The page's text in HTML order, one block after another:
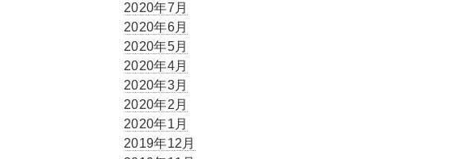
2020年7月
2020年6月
2020年5月
2020年4月
2020年3月
2020年2月
2020年1月
2019年12月